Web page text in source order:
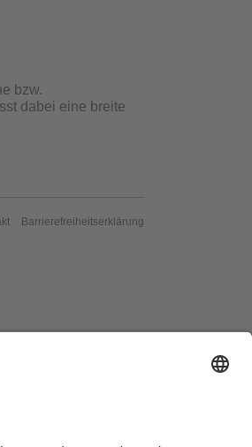
bzw.
dabei eine breite
Barrierefreiheitserklärung